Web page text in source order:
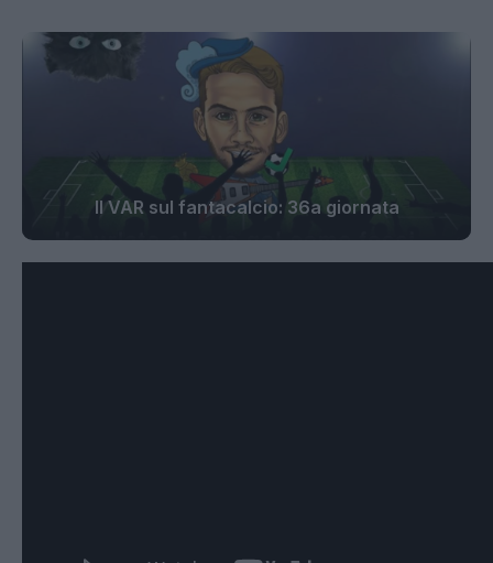
Il VAR sul fantacalcio: 36a giornata